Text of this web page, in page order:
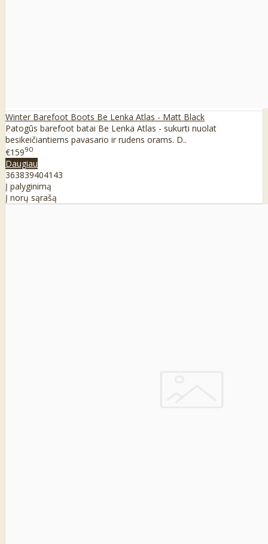
Winter Barefoot Boots Be Lenka Atlas - Matt Black
Patogūs barefoot batai Be Lenka Atlas - sukurti nuolat
besikeičiantiems pavasario ir rudens orams. D..
€15990
Daugiau
3638394041 43
Į palyginimą
Į norų sąrašą